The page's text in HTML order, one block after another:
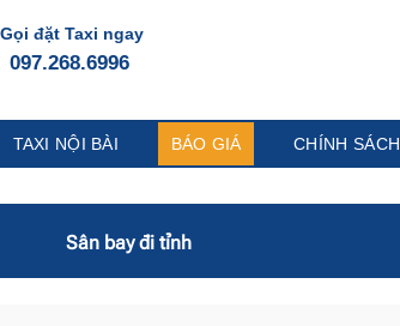
Gọi đặt Taxi ngay
097.268.6996
TAXI NỘI BÀI BÁO GIÁ CHÍNH SÁCH
Sân bay đi tỉnh